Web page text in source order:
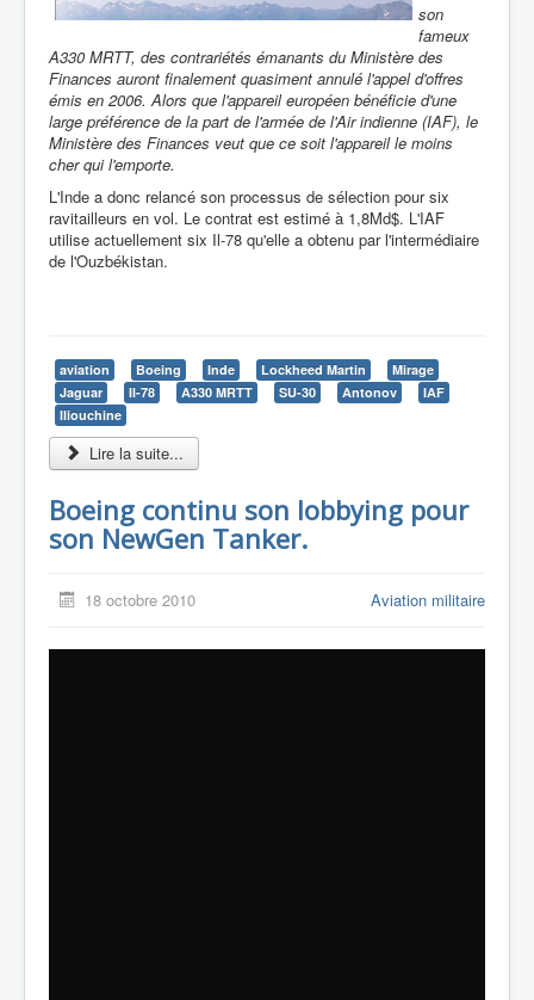
son
fameux
A330 MRTT, des contrariétés émanants du Ministère des
Finances auront finalement quasiment annulé l'appel d'offres
émis en 2006. Alors que l'appareil européen bénéficie d'une
large préférence de la part de l'armée de l'Air indienne (IAF), le
Ministère des Finances veut que ce soit l'appareil le moins
cher qui l'emporte.
L'Inde a donc relancé son processus de sélection pour six
ravitailleurs en vol. Le contrat est estimé à 1,8Md$. L'IAF
utilise actuellement six Il-78 qu'elle a obtenu par l'intermédiaire
de l'Ouzbékistan.
aviation Boeing Inde Lockheed Martin
Mirage
Jaguar
Il-78 A330 MRTT SU-30 Antonov
IAF
Iliouchine
Lire la suite...
Boeing continu son lobbying pour
son NewGen Tanker.
18 octobre 2010 Aviation militaire